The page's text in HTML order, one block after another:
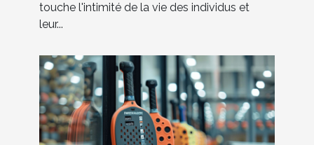
touche l'intimité de la vie des individus et
leur...